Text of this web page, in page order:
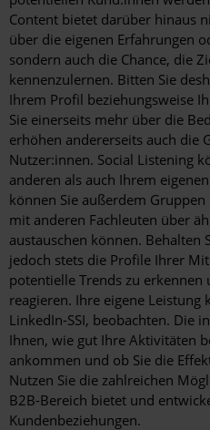
Content bietet darüber hinaus
über die eigenen Erfahrungen
sondern auch die Chance, die
kennenzulernen. Bitten Sie
Ihrem Profil beziehungsweise
Sie einerseits mehr über die
erhöhen andererseits auch die
Nutzer:innen. Social Listening
anderen als auch Ihrem
können Sie außerdem
mit anderen Fachleuten über
austauschen können. Behalten
jedoch stets die Profile Ihrer
potentielle Trends zu erkennen
reagieren. Ihre eigene Leistung
LinkedIn-SSI, beobachten. Die
Ihnen, wie gut Ihre Aktivitäten
ankommen und ob Sie die
Nutzen Sie die zahlreichen
B2B-Bereich bietet und
Kundenbeziehungen.